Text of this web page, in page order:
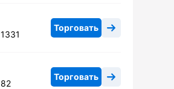
1331
Торговать
82
Торговать